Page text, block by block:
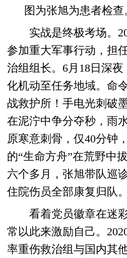
图为张旭为患者检
实战是终极考场。
参加重大军事行动，担
治组组长。6月18日深
化机动至任务地域。命
战救护所！手电光刺破
在泥泞中争分夺秒，雨
原寒意刺骨，仅40分钟
的“生命方舟”在荒野中
六个多月，张旭带队巡
住院伤员全部康复归队。
看着党员徽章在迷彩
常以此来激励自己。
率重伤救治组与国内其